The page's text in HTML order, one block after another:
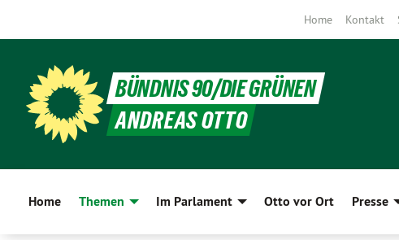
Home Kontakt
BÜNDNIS 90/DIE GRÜNEN
ANDREAS OTTO
Home Themen Im Parlament Otto vor Ort Presse